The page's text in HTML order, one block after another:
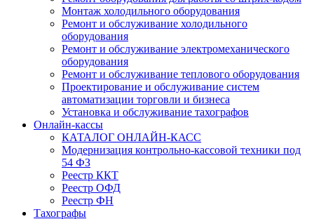
Монтаж холодильного оборудования
Ремонт и обслуживание холодильного
оборудования
Ремонт и обслуживание электромеханического
оборудования
Ремонт и обслуживание теплового оборудования
Проектирование и обслуживание систем
автоматизации торговли и бизнеса
Установка и обслуживание тахографов
Онлайн-кассы
КАТАЛОГ ОНЛАЙН-КАСС
Модернизация контрольно-кассовой техники под
54 ФЗ
Реестр ККТ
Реестр ОФД
Реестр ФН
Тахографы